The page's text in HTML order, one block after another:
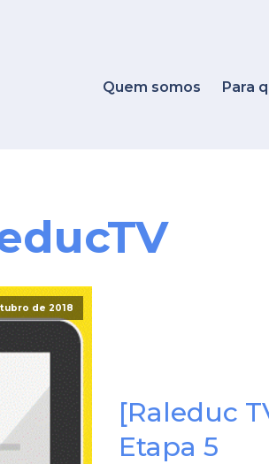
Quem somos Para
de 2018
[Raleduc
Etapa 5